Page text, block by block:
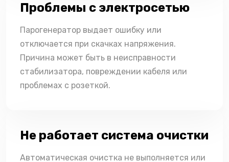
Проблемы с электросетью
Парогенератор выдает ошибку или
отключается при скачках напряжения.
Причина может быть в неисправности
стабилизатора, повреждении кабеля или
проблемах с розеткой.
Не работает система очистки
Автоматическая очистка не выполняется или